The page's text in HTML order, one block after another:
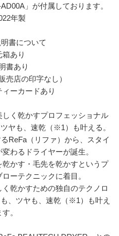
」が付属しております。
年製
書について
箱あり
書あり
売店の印字なし）
ィーカードあり
く乾かすプロフェッショナル
ヤも、速乾（※1）も叶える。
ReFa（リファ）から、スタイ
わるドライヤーが誕生。
かす・毛先を乾かすというプ
ーテクニックに着目。
乾かすための独自のテクノロ
、ツヤも、速乾（※1）も叶え
す。